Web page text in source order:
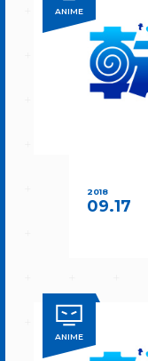
ANIME
2018
09.17
ANIME